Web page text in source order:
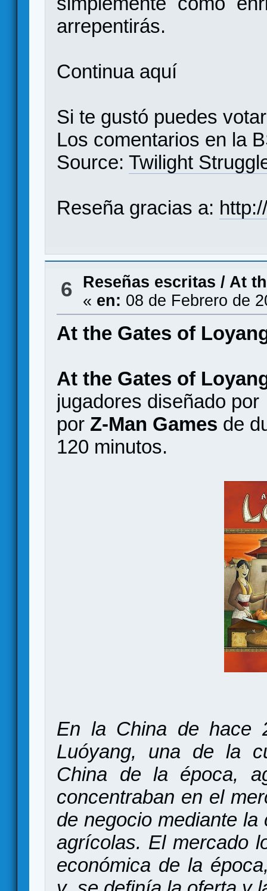
arrepentirás.
Continua aquí
Si te gustó puedes
Los comentarios en la
Source:Twilight
Reseña gracias a:
6 Reseñas escritas / At
« en: 08 de Febrero de
At the Gates of
At the Gates of
jugadores diseñado
por Z-Man Games de
120 minutos.
En la China de hace
Luóyang, una de la
China de la época,
concentraban en el
de negocio mediante
agrícolas. El mercado
económica de la